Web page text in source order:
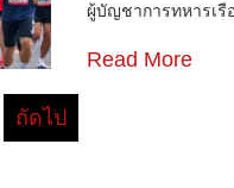
ผู้บัญชาการทหารเรื
Read More
ถัดไป